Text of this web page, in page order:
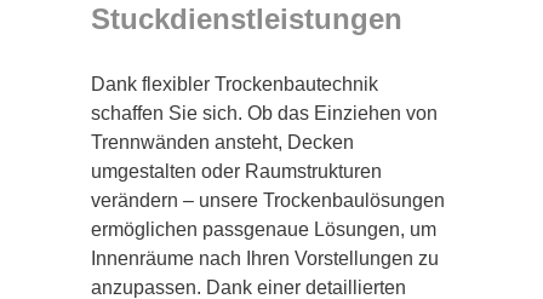
Stuckdienstleistungen
Dank flexibler Trockenbautechnik
schaffen Sie sich. Ob das Einziehen von
Trennwänden ansteht, Decken
umgestalten oder Raumstrukturen
verändern – unsere Trockenbaulösungen
ermöglichen passgenaue Lösungen, um
Innenräume nach Ihren Vorstellungen zu
anzupassen. Dank einer detaillierten